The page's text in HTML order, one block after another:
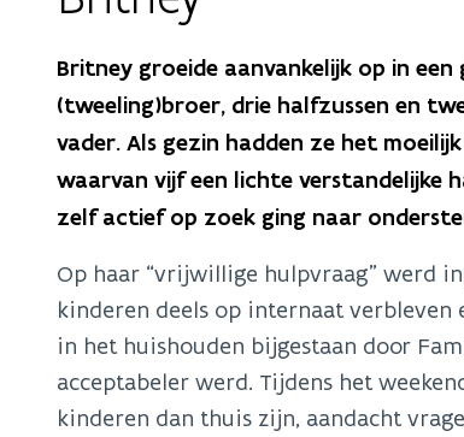
Britney groeide aanvankelijk op in
(tweeling)broer, drie halfzussen en
vader. Als gezin hadden ze het
waarvan vijf een lichte verstandelijke
zelf actief op zoek ging naar
Op haar “vrijwillige hulpvraag” werd
kinderen deels op internaat
in het huishouden bijgestaan door
acceptabeler werd. Tijdens het
kinderen dan thuis zijn, aandacht